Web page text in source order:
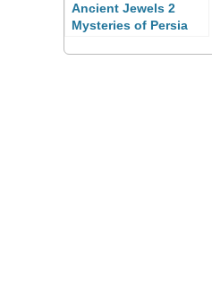
Ancient Jewels 2
Mysteries of Persia